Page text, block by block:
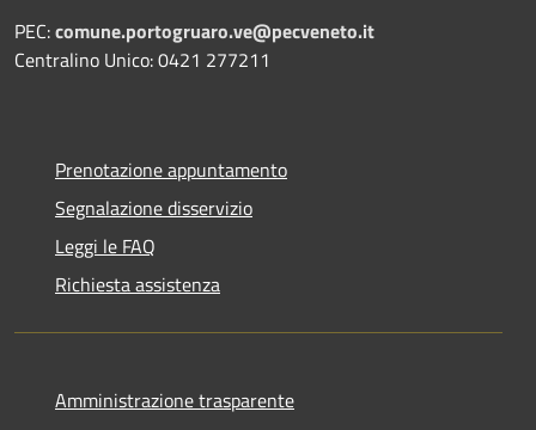
PEC:comune.portogruaro.ve@pecveneto.it
Centralino Unico: 0421 277211
Prenotazione appuntamento
Segnalazione disservizio
Leggi le FAQ
Richiesta assistenza
Amministrazione trasparente